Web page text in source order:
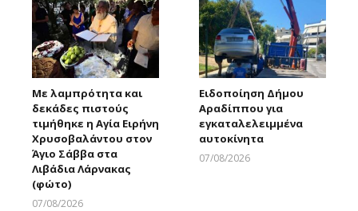
Με λαμπρότητα και
δεκάδες πιστούς
τιμήθηκε η Αγία Ειρήνη
Χρυσοβαλάντου στον
Άγιο Σάββα στα
Λιβάδια Λάρνακας
(φώτο)
07/08/2026
Ειδοποίηση Δήμου
Αραδίππου για
εγκαταλελειμμένα
αυτοκίνητα
07/08/2026